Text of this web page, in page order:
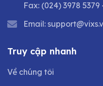
Fax: (024) 3978 5379
Email:
Truy cập nhanh
Về chúng tôi